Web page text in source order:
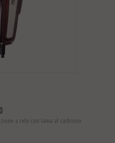
a rete con lama al carbonio.